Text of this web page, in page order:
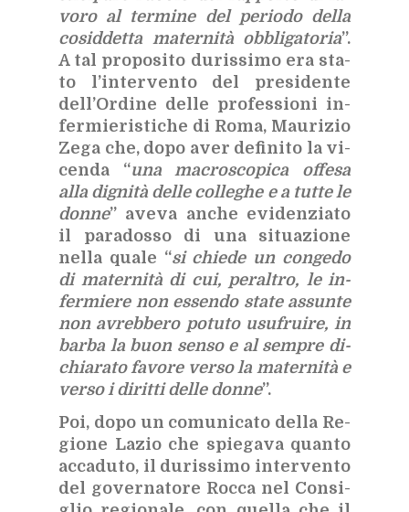
vo­ro al ter­mi­ne del pe­rio­do del­la
co­sid­det­ta ma­ter­ni­tà ob­bli­ga­to­ria”.
A tal pro­po­si­to du­ris­si­mo era sta­
to l’in­ter­ven­to del pre­si­den­te
del­l’Or­di­ne del­le pro­fes­sio­ni in­
fer­mie­ri­sti­che di Roma, Mau­ri­zio
Zega che, dopo aver de­fi­ni­to la vi­
cen­da “una ma­cro­sco­pi­ca of­fe­sa
alla di­gni­tà del­le col­le­ghe e a tut­te le
don­ne” ave­va an­che evi­den­zia­to
il pa­ra­dos­so di una si­tua­zio­ne
nel­la qua­le “si chie­de un con­ge­do
di ma­ter­ni­tà di cui, pe­ral­tro, le in­
fer­mie­re non es­sen­do sta­te as­sun­te
non avreb­be­ro po­tu­to usu­frui­re, in
bar­ba la buon sen­so e al sem­pre di­
chia­ra­to fa­vo­re ver­so la ma­ter­ni­tà e
ver­so i di­rit­ti del­le don­ne”.
Poi, dopo un co­mu­ni­ca­to del­la Re­
gio­ne La­zio che spie­ga­va quan­to
ac­ca­du­to, il du­ris­si­mo in­ter­ven­to
del go­ver­na­to­re Roc­ca nel Con­si­